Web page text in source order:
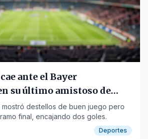
ante el Bayer
su último amistoso de
mostró destellos de buen juego pero
final, encajando dos goles.
Deportes